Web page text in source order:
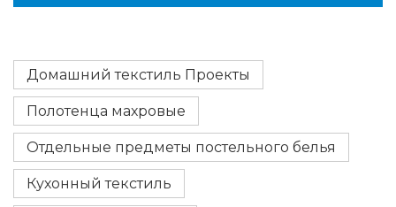
Домашний текстиль Проекты
Полотенца махровые
Отдельные предметы постельного белья
Кухонный текстиль